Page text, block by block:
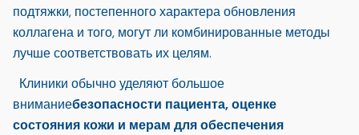
подтяжки, постепенного характера обновления
коллагена и того, могут ли комбинированные методы
лучше соответствовать их целям.
Клиники обычно уделяют большое
вниманиебезопасности пациента, оценке
состояния кожи и мерам для обеспечения